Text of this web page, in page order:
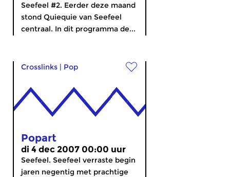
Seefeel #2. Eerder deze maand
stond Quiequie van Seefeel
centraal. In dit programma de...
Crosslinks | Pop
Popart
di 4 dec 2007 00:00 uur
Seefeel. Seefeel verraste begin
jaren negentig met prachtige